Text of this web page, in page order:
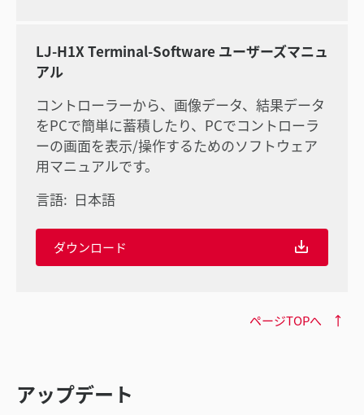
LJ-H1X Terminal-Software ユーザーズマニュ
アル
コントローラーから、画像データ、結果データ
をPCで簡単に蓄積したり、PCでコントローラ
ーの画面を表示/操作するためのソフトウェア
用マニュアルです。
言語: 日本語
ダウンロード
ページTOPへ
アップデート